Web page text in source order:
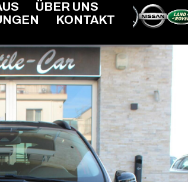
ÜBER UNS
KONTAKT